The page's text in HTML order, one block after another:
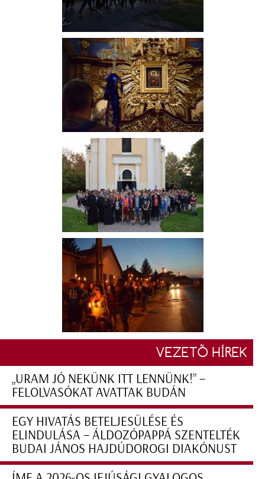
VEZETŐ HÍREK
„URAM JÓ NEKÜNK ITT LENNÜNK!” –
FELOLVASÓKAT AVATTAK BUDÁN
EGY HIVATÁS BETELJESÜLÉSE ÉS
ELINDULÁSA – ÁLDOZÓPAPPÁ SZENTELTÉK
BUDAI JÁNOS HAJDÚDOROGI DIAKÓNUST